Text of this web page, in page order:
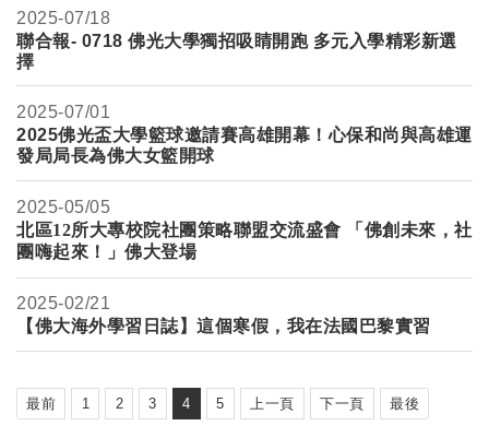
2025-07/18
聯合報- 0718 佛光大學獨招吸睛開跑 多元入學精彩新選
擇
2025-07/01
2025佛光盃大學籃球邀請賽高雄開幕！心保和尚與高雄運
發局局長為佛大女籃開球
2025-05/05
北區12所大專校院社團策略聯盟交流盛會
「佛創未來，社
團嗨起來！」 佛大登場
2025-02/21
【佛大海外學習日誌】這個寒假，我在法國巴黎實習
最前 1 2 3 4 5 上一頁 下一頁 最後